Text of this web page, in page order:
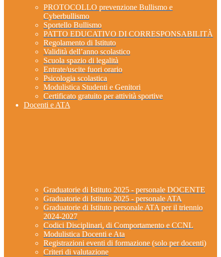
PROTOCOLLO prevenzione Bullismo e
Cyberbullismo
Sportello Bullismo
PATTO EDUCATIVO DI CORRESPONSABILITÀ
Regolamento di Istituto
Validità dell’anno scolastico
Scuola spazio di legalità
Entrate/uscite fuori orario
Psicologia scolastica
Modulistica Studenti e Genitori
Certificato gratuito per attività sportive
Docenti e ATA
Graduatorie di Istituto 2025 - personale DOCENTE
Graduatorie di Istituto 2025 - personale ATA
Graduatorie di Istituto personale ATA per il triennio
2024-2027
Codici Disciplinari, di Comportamento e CCNL
Modulistica Docenti e Ata
Registrazioni eventi di formazione (solo per docenti)
Criteri di valutazione